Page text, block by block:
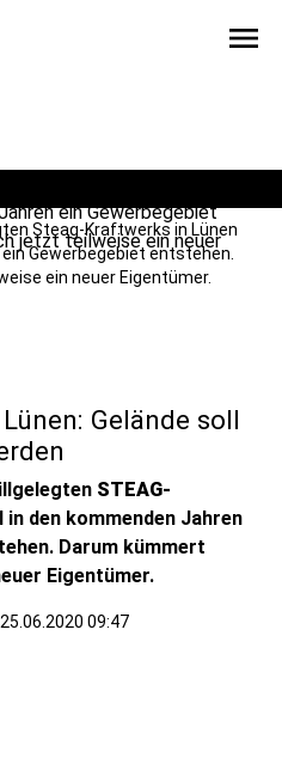
menu
Steag-Kraftwerks in Lünen
Gewerbegebiet entstehen.
ein neuer Eigentümer.
Gelände soll
STEAG-
in den kommenden Jahren
Darum kümmert
Eigentümer.
09:47